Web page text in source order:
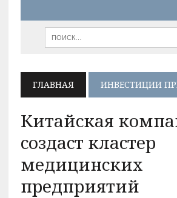
ГЛАВНАЯ ИНВЕСТИЦИИ
Китайская
создаст кластер
медицинских
предприятий